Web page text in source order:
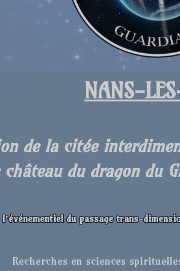
NANS-
de la citée
château du dragon du
du passage trans-
Recherches en sciences